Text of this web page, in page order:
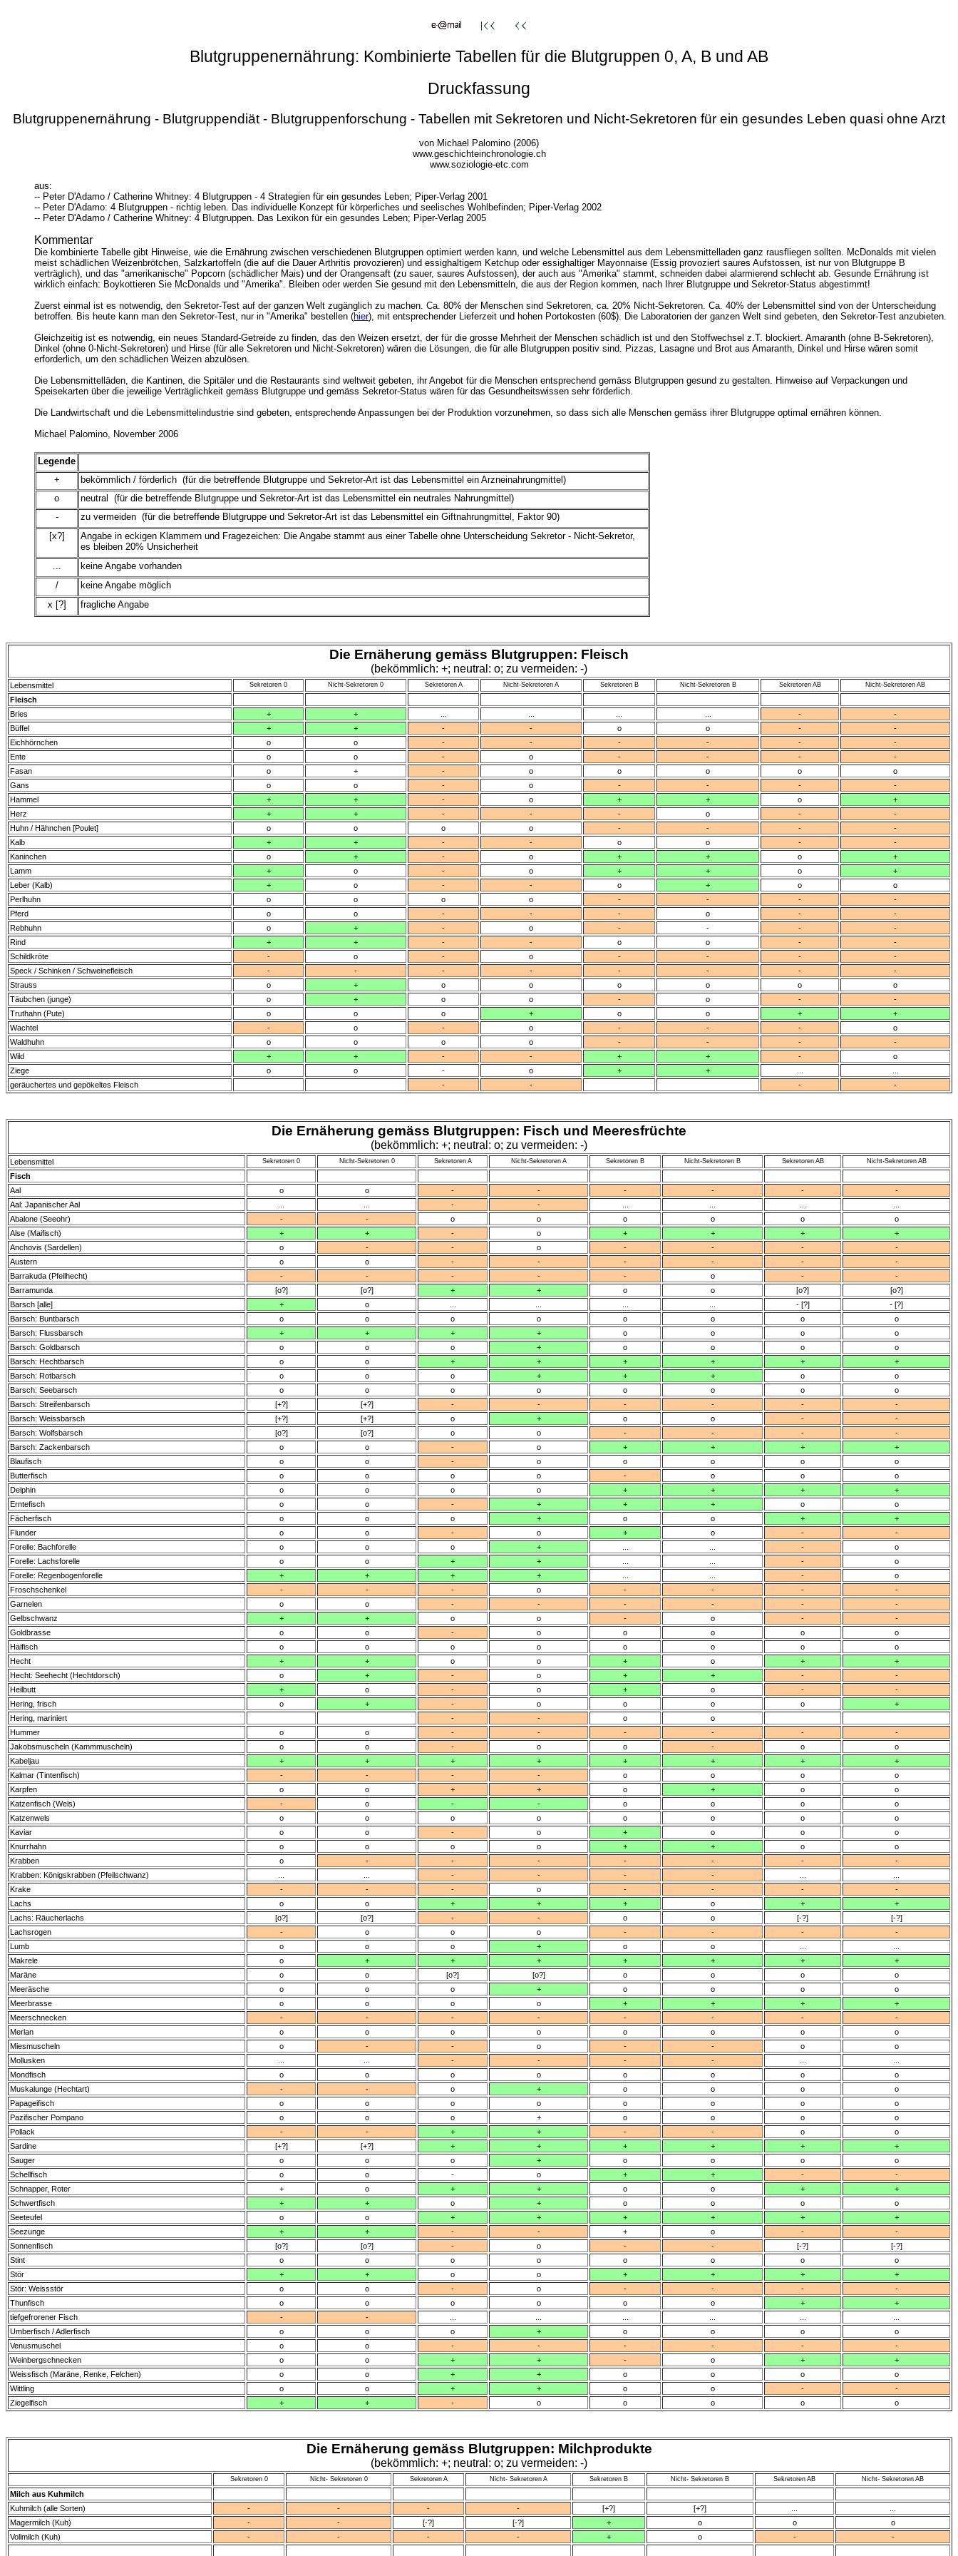
Blutgruppenernährung: Kombinierte Tabellen für die Blutgruppen 0, A, B und AB
Druckfassung
Blutgruppenernährung - Blutgruppendiät - Blutgruppenforschung - Tabellen mit Sekretoren und Nicht-Sekretoren für ein gesundes Leben quasi ohne Arzt
von Michael Palomino (2006)
www.geschichteinchronologie.ch
www.soziologie-etc.com
aus:
-- Peter D'Adamo / Catherine Whitney: 4 Blutgruppen - 4 Strategien für ein gesundes Leben; Piper-Verlag 2001
-- Peter D'Adamo: 4 Blutgruppen - richtig leben. Das individuelle Konzept für körperliches und seelisches Wohlbefinden; Piper-Verlag 2002
-- Peter D'Adamo / Catherine Whitney: 4 Blutgruppen. Das Lexikon für ein gesundes Leben; Piper-Verlag 2005
Kommentar
Die kombinierte Tabelle gibt Hinweise, wie die Ernährung zwischen verschiedenen Blutgruppen optimiert werden kann, und welche Lebensmittel aus dem Lebensmittelladen ganz rausfliegen sollten. McDonalds mit vielen
meist schädlichen Weizenbrötchen, Salzkartoffeln (die auf die Dauer Arthritis provozieren) und essighaltigem Ketchup oder essighaltiger Mayonnaise (Essig provoziert saures Aufstossen, ist nur von Blutgruppe B
verträglich), und das "amerikanische" Popcorn (schädlicher Mais) und der Orangensaft (zu sauer, saures Aufstossen), der auch aus "Amerika" stammt, schneiden dabei alarmierend schlecht ab. Gesunde Ernährung ist
wirklich einfach: Boykottieren Sie McDonalds und "Amerika". Bleiben oder werden Sie gesund mit den Lebensmitteln, die aus der Region kommen, nach Ihrer Blutgruppe und Sekretor-Status abgestimmt!
Zuerst einmal ist es notwendig, den Sekretor-Test auf der ganzen Welt zugänglich zu machen. Ca. 80% der Menschen sind Sekretoren, ca. 20% Nicht-Sekretoren. Ca. 40% der Lebensmittel sind von der Unterscheidung
betroffen. Bis heute kann man den Sekretor-Test, nur in "Amerika" bestellen (hier), mit entsprechender Lieferzeit und hohen Portokosten (60$). Die Laboratorien der ganzen Welt sind gebeten, den Sekretor-Test anzubieten.
Gleichzeitig ist es notwendig, ein neues Standard-Getreide zu finden, das den Weizen ersetzt, der für die grosse Mehrheit der Menschen schädlich ist und den Stoffwechsel z.T. blockiert. Amaranth (ohne B-Sekretoren),
Dinkel (ohne 0-Nicht-Sekretoren) und Hirse (für alle Sekretoren und Nicht-Sekretoren) wären die Lösungen, die für alle Blutgruppen positiv sind. Pizzas, Lasagne und Brot aus Amaranth, Dinkel und Hirse wären somit
erforderlich, um den schädlichen Weizen abzulösen.
Die Lebensmittelläden, die Kantinen, die Spitäler und die Restaurants sind weltweit gebeten, ihr Angebot für die Menschen entsprechend gemäss Blutgruppen gesund zu gestalten. Hinweise auf Verpackungen und
Speisekarten über die jeweilige Verträglichkeit gemäss Blutgruppe und gemäss Sekretor-Status wären für das Gesundheitswissen sehr förderlich.
Die Landwirtschaft und die Lebensmittelindustrie sind gebeten, entsprechende Anpassungen bei der Produktion vorzunehmen, so dass sich alle Menschen gemäss ihrer Blutgruppe optimal ernähren können.
Michael Palomino, November 2006
Legende
+
bekömmlich / förderlich (für die betreffende Blutgruppe und Sekretor-Art ist das Lebensmittel ein Arzneinahrungmittel)
o
neutral (für die betreffende Blutgruppe und Sekretor-Art ist das Lebensmittel ein neutrales Nahrungmittel)
-
zu vermeiden (für die betreffende Blutgruppe und Sekretor-Art ist das Lebensmittel ein Giftnahrungmittel, Faktor 90)
[x?]
Angabe in eckigen Klammern und Fragezeichen: Die Angabe stammt aus einer Tabelle ohne Unterscheidung Sekretor - Nicht-Sekretor,
es bleiben 20% Unsicherheit
...
keine Angabe vorhanden
/
keine Angabe möglich
x [?]
fragliche Angabe
Die Ernäherung gemäss Blutgruppen: Fleisch
(bekömmlich: +; neutral: o; zu vermeiden: -)
Lebensmittel Sekretoren 0 Nicht-Sekretoren 0 Sekretoren A Nicht-Sekretoren A Sekretoren B Nicht-Sekretoren B Sekretoren AB Nicht-Sekretoren AB
Fleisch
Bries
+ + -
-
Büffel
+ + - - o o -
-
Eichhörnchen
o o - - - - -
-
Ente
o o - o - - -
-
Fasan
o + - o o o o
o
Gans
o o - o - - -
-
Hammel
+ + - o + + o
+
Herz
+ + - - - o -
-
Huhn / Hähnchen [Poulet]
o o o o - - -
-
Kalb
+ + - - o o -
-
Kaninchen
o + - o + + o
+
Lamm
+ o - o + + o
+
Leber (Kalb)
+ o - - o + o
o
Perlhuhn
o o o o - - -
-
Pferd
o o - - - o -
-
Rebhuhn
o + - o - - -
-
Rind
+ + - - o o -
-
Schildkröte
- o - o - - -
-
Speck / Schinken / Schweinefleisch
- - - - - - -
-
Strauss
o + o o o o o
o
Täubchen (junge)
o + o o - o -
-
Truthahn (Pute)
o o o + o o +
+
Wachtel
- o - o - - -
o
Waldhuhn
o o o o - - -
-
Wild
+ + - - + + -
o
Ziege
o o - o + +
geräuchertes und gepökeltes Fleisch
- - - -
Die Ernäherung gemäss Blutgruppen: Fisch und Meeresfrüchte
(bekömmlich: +; neutral: o; zu vermeiden: -)
Lebensmittel Sekretoren 0 Nicht-Sekretoren 0 Sekretoren A Nicht-Sekretoren A Sekretoren B Nicht-Sekretoren B Sekretoren AB Nicht-Sekretoren AB
Fisch
Aal
o o - - - - -
-
Aal: Japanischer Aal
- -
Abalone (Seeohr)
- - o o o o o
o
Alse (Maifisch)
+ + - o + + +
+
Anchovis (Sardellen)
o - - o - - -
-
Austern
o o - - - - -
-
Barrakuda (Pfeilhecht)
- - - - - o -
-
Barramunda
[o?] [o?] + + o o [o?]
[o?]
Barsch [alle]
+ o - [?]
- [?]
Barsch: Buntbarsch
o o o o o o o
o
Barsch: Flussbarsch
+ + + + o o o
o
Barsch: Goldbarsch
o o o + o o o
o
Barsch: Hechtbarsch
o o + + + + +
+
Barsch: Rotbarsch
o o o + + + o
o
Barsch: Seebarsch
o o o o o o o
o
Barsch: Streifenbarsch
[+?] [+?] - - - - -
-
Barsch: Weissbarsch
[+?] [+?] o + o o -
-
Barsch: Wolfsbarsch
[o?] [o?] o o - - -
-
Barsch: Zackenbarsch
o o - o + + +
+
Blaufisch
o o - o o o o
o
Butterfisch
o o o o - o o
o
Delphin
o o o o + + +
+
Erntefisch
o o - + + + o
o
Fächerfisch
o o o + o o +
+
Flunder
o o - o + o -
-
Forelle: Bachforelle
o o o + -
o
Forelle: Lachsforelle
o o + + -
o
Forelle: Regenbogenforelle
+ + + + -
o
Froschschenkel
- - - o - - -
-
Garnelen
o o - - - - -
-
Gelbschwanz
+ + o o - o -
-
Goldbrasse
o o - o o o o
o
Haifisch
o o o o o o o
o
Hecht
+ + o o + o +
+
Hecht: Seehecht (Hechtdorsch)
o + - o + + -
-
Heilbutt
+ o - o + o -
-
Hering, frisch
o + - o o o o
+
Hering, mariniert
- - o
o
Hummer
o o - - - - -
-
Jakobsmuscheln (Kammmuscheln)
o o - o o - o
o
Kabeljau
+ + + + + + +
+
Kalmar (Tintenfisch)
- - - - o o o
o
Karpfen
o o + + o + o
o
Katzenfisch (Wels)
- o - - o o o
o
Katzenwels
o o o o o o o
o
Kaviar
o o - o + o o
o
Knurrhahn
o o o o + + o
o
Krabben
o - - - - - -
-
Krabben: Königskrabben (Pfeilschwanz)
- - - -
Krake
- - - o - - -
-
Lachs
o o + + + o +
+
Lachs: Räucherlachs
[o?] [o?] - - o o [-?]
[-?]
Lachsrogen
- o o o - - -
-
Lumb
o o o + o o
Makrele
o + + + + + +
+
Maräne
o o [o?] [o?] o o o
o
Meeräsche
o o o + o o o
o
Meerbrasse
o o o o + + +
+
Meerschnecken
- - - - - - -
-
Merlan
o o o o o o o
o
Miesmuscheln
o - - o - - o
o
Mollusken
- - - -
Mondfisch
o o o o o o o
o
Muskalunge (Hechtart)
- - o + o o o
o
Papageifisch
o o o o o o o
o
Pazifischer Pompano
o o o + o o o
o
Pollack
- - + + - - o
o
Sardine
[+?] [+?] + + + + +
+
Sauger
o o o + o o o
o
Schellfisch
o o - o + + -
-
Schnapper, Roter
+ o + + o o +
+
Schwertfisch
+ + o + o o o
o
Seeteufel
o o + + + + +
+
Seezunge
+ + - - + o -
-
Sonnenfisch
[o?] [o?] - o - - [-?]
[-?]
Stint
o o o o o o o
o
Stör
+ + o o + + +
+
Stör: Weissstör
o o - o - - -
-
Thunfisch
o o o o o o +
+
tiefgefrorener Fisch
- -
Umberfisch / Adlerfisch
o o o + o o o
o
Venusmuschel
o o - - - - -
-
Weinbergschnecken
o o + + - o +
+
Weissfisch (Maräne, Renke, Felchen)
o o + + o o o
o
Wittling
o o + + o o -
-
Ziegelfisch
+ + - o o o o o
Die Ernäherung gemäss Blutgruppen: Milchprodukte
(bekömmlich: +; neutral: o; zu vermeiden: -)
Sekretoren 0 Nicht- Sekretoren 0 Sekretoren A Nicht- Sekretoren A Sekretoren B Nicht- Sekretoren B Sekretoren AB Nicht- Sekretoren AB
Milch aus Kuhmilch
Kuhmilch (alle Sorten)
- - - - [+?] [+?]
Magermilch (Kuh)
- - [-?] [-?] + o o
o
Vollmilch (Kuh)
- - - - + o - -